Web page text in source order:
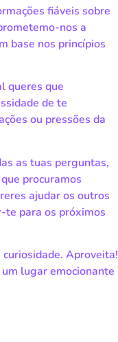
fiáveis sobre
nos a
base nos princípios
queres que
de te
ou pressões da
as tuas perguntas,
procuramos
ajudar os outros
te para os próximos
Aproveita!
lugar emocionante